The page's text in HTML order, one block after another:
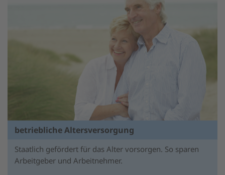
betriebliche Altersversorgung
Staatlich gefördert für das Alter vorsorgen. So sparen
Arbeitgeber und Arbeitnehmer.